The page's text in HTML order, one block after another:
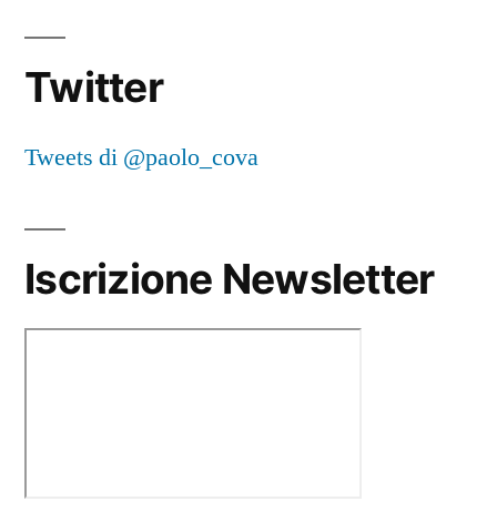
Twitter
Tweets di @paolo_cova
Iscrizione Newsletter